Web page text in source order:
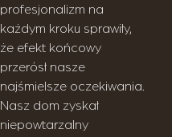
profesjonalizm na
każdym kroku sprawiły,
że efekt końcowy
przerósł nasze
najśmielsze oczekiwania.
Nasz dom zyskał
niepowtarzalny